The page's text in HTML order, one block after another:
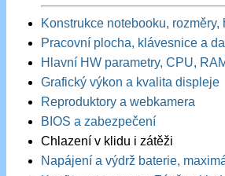
Konstrukce notebooku,
Pracovní plocha, klávesnice a
Hlavní HW parametry, CPU,
Grafický výkon a kvalita displeje
Reproduktory a webkamera
BIOS a zabezpečení
Chlazení v klidu i zátěži
Napájení a výdrž baterie,